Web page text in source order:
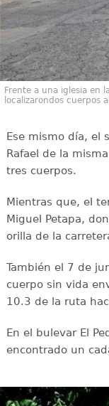
Frente a una iglesia en
localizarondos cuerpos
Ese mismo día, el
Rafael de la
tres cuerpos.
Mientras que, el
Miguel Petapa,
orilla de la
También el 7 de
cuerpo sin vida
10.3 de la ruta
En el bulevar El
encontrado un